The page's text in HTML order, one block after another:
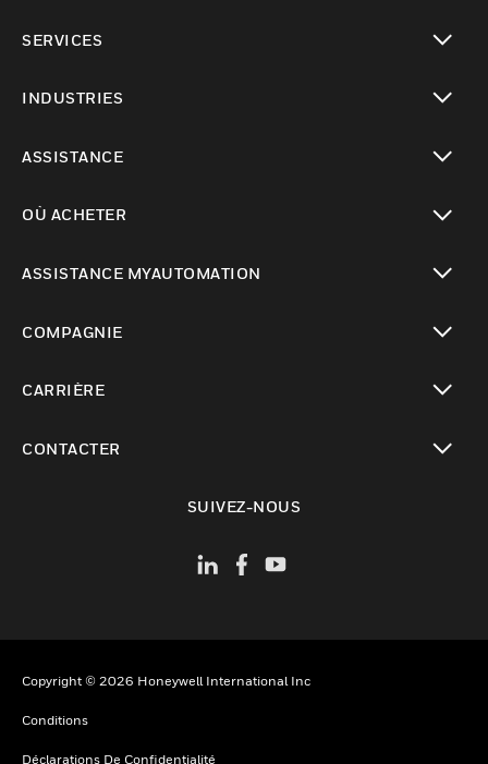
SERVICES
INDUSTRIES
ASSISTANCE
OÙ ACHETER
ASSISTANCE MYAUTOMATION
COMPAGNIE
CARRIÈRE
CONTACTER
SUIVEZ-NOUS
Copyright © 2026 Honeywell International Inc
Conditions
Déclarations De Confidentialité